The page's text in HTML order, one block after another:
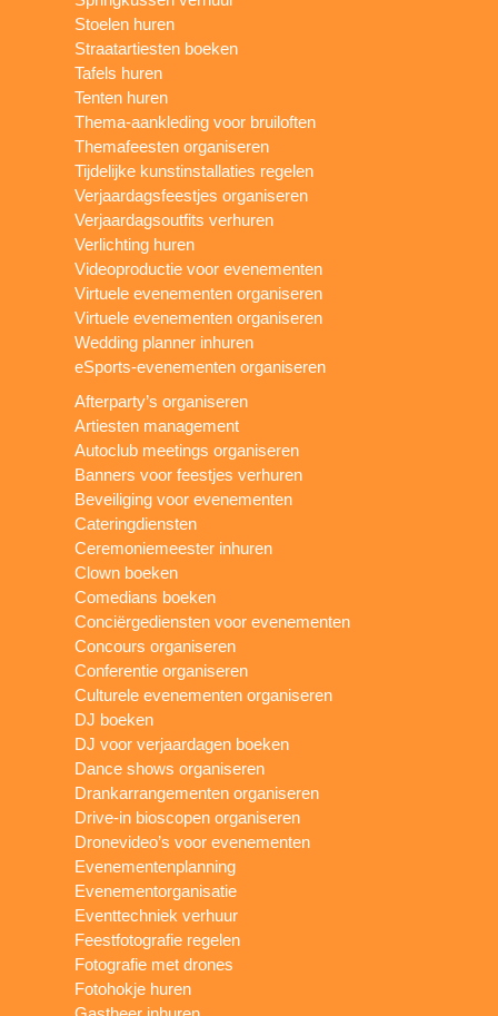
Stoelen huren
Straatartiesten boeken
Tafels huren
Tenten huren
Thema-aankleding voor bruiloften
Themafeesten organiseren
Tijdelijke kunstinstallaties regelen
Verjaardagsfeestjes organiseren
Verjaardagsoutfits verhuren
Verlichting huren
Videoproductie voor evenementen
Virtuele evenementen organiseren
Virtuele evenementen organiseren
Wedding planner inhuren
eSports-evenementen organiseren
Afterparty’s organiseren
Artiesten management
Autoclub meetings organiseren
Banners voor feestjes verhuren
Beveiliging voor evenementen
Cateringdiensten
Ceremoniemeester inhuren
Clown boeken
Comedians boeken
Conciërgediensten voor evenementen
Concours organiseren
Conferentie organiseren
Culturele evenementen organiseren
DJ boeken
DJ voor verjaardagen boeken
Dance shows organiseren
Drankarrangementen organiseren
Drive-in bioscopen organiseren
Dronevideo’s voor evenementen
Evenementenplanning
Evenementorganisatie
Eventtechniek verhuur
Feestfotografie regelen
Fotografie met drones
Fotohokje huren